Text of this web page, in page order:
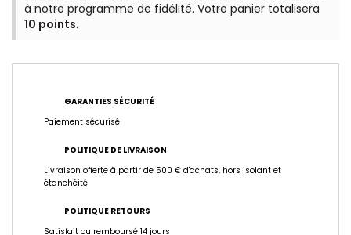
à notre programme de fidélité. Votre panier totalisera
10 points.
GARANTIES SÉCURITÉ
Paiement sécurisé
POLITIQUE DE LIVRAISON
Livraison offerte à partir de 500 € d'achats, hors isolant et
étanchéité
POLITIQUE RETOURS
Satisfait ou remboursé 14 jours